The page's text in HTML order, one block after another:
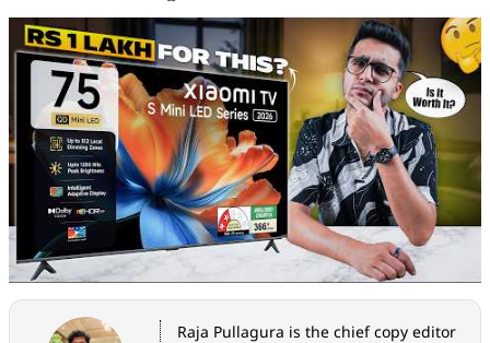
Raja Pullagura is the chief copy editor